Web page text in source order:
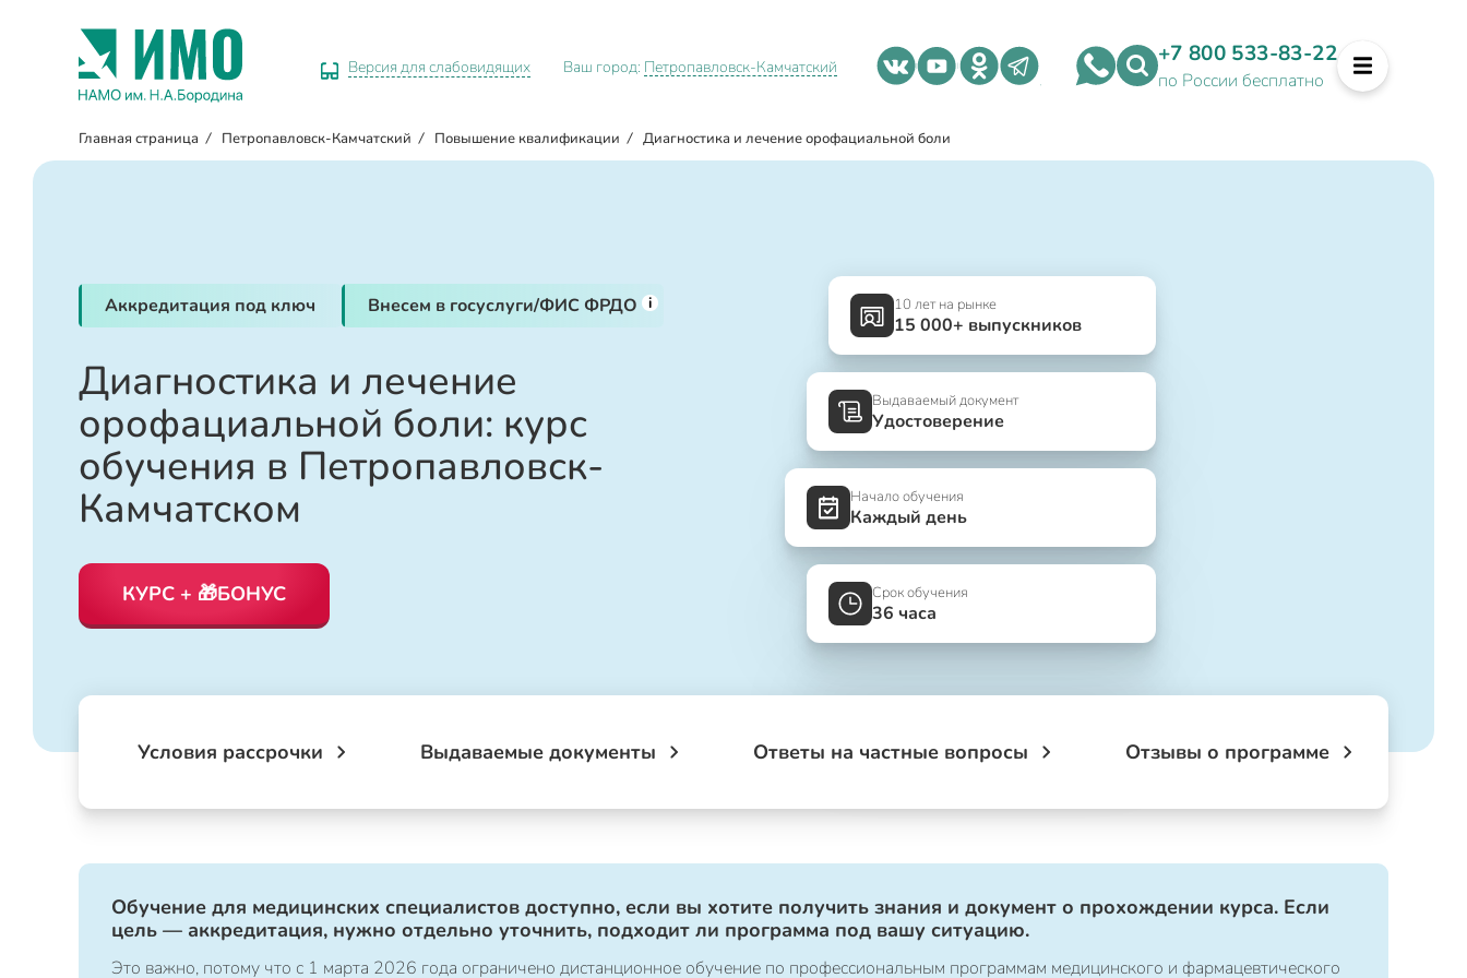
Версия для слабовидящих Ваш город: Петропавловск-Камчатский +7 800 533-83-22
по России бесплатно
Главная страница / Петропавловск-Камчатский / Повышение квалификации / Диагностика и лечение орофациальной боли
Аккредитация под ключ Внесем в госуслуги/ФИС ФРДО i
Диагностика и лечение
орофациальной боли: курс
обучения в Петропавловск-
Камчатском
КУРС + 🎁БОНУС
10 лет на рынке
15 000+ выпускников
Выдаваемый документ
Удостоверение
Начало обучения
Каждый день
Срок обучения
36 часа
Условия рассрочки Выдаваемые документы Ответы на частные вопросы Отзывы о программе
Обучение для медицинских специалистов доступно, если вы хотите получить знания и документ о прохождении курса. Если
цель — аккредитация, нужно отдельно уточнить, подходит ли программа под вашу ситуацию.
Это важно, потому что с 1 марта 2026 года ограничено дистанционное обучение по профессиональным программам медицинского и фармацевтического